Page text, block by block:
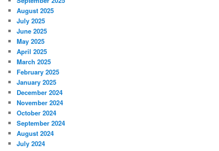
August 2025
July 2025
June 2025
May 2025
April 2025
March 2025
February 2025
January 2025
December 2024
November 2024
October 2024
September 2024
August 2024
July 2024